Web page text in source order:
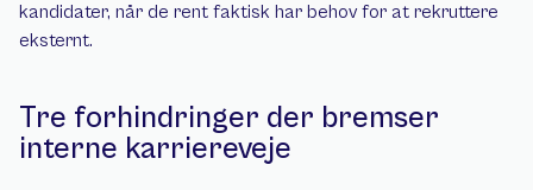
kandidater, når de rent faktisk har behov for at rekruttere
eksternt.
Tre forhindringer der bremser
interne karriereveje